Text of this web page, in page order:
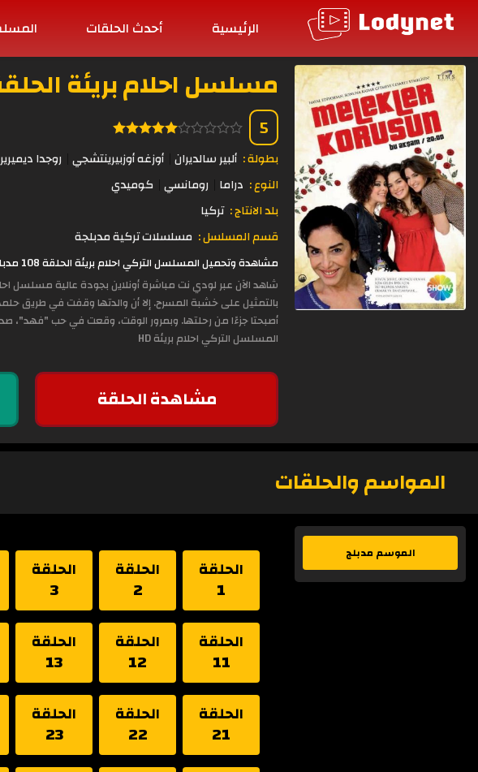
الرئيسية أحدث الحلقات
مسلسل احلام بريئة الحلقة 108
5
بطولة : ألبير سالديران أوزغه أوزبيرينتشجي روجدا ديميرير
النوع : دراما رومانسي كوميدي
بلد الانتاج : تركيا
قسم المسلسل : مسلسلات تركية مدبلجة
مشاهدة وتحميل المسلسل التركي احلام بريئة الحلقة 108 مدبلجة بجودة عالية مباشرة على موقع لودي نت
شاهد الآن عبر لودي نت مباشرة أونلاين بجودة عالية مسلسل
بالتمثيل على خشبة المسرح. إلا أن والدتها وقفت في طريق
أصبحتا جزءًا من رحلتها. وبمرور الوقت، وقعت في حب "فهد"،
المسلسل التركي احلام بريئة HD
مشاهدة الحلقة
المواسم والحلقات
الموسم مدبلج
الحلقة
1
الحلقة
2
الحلقة
3
الحلقة
11
الحلقة
12
الحلقة
13
الحلقة
21
الحلقة
22
الحلقة
23